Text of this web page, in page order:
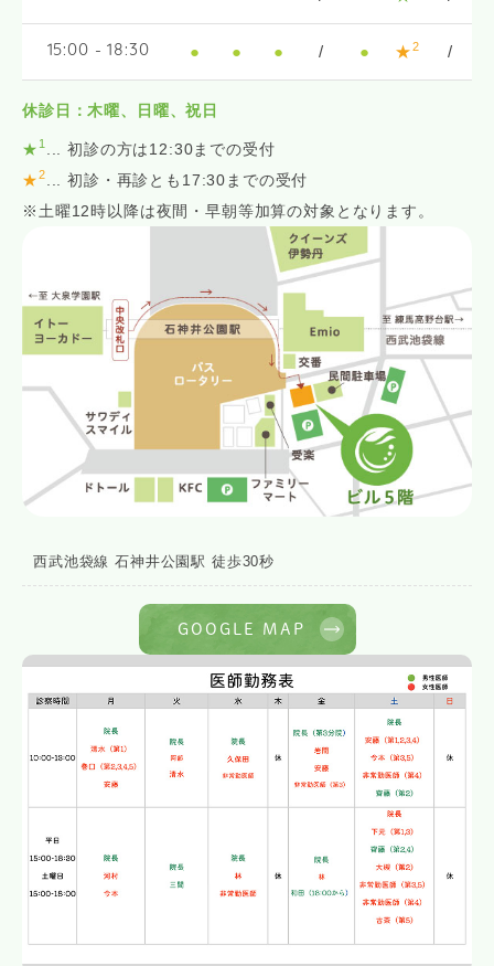
15:00 - 18:30 ● ● ● / ● ★2 /
休診日：木曜、日曜、祝日
★ 1
... 初診の方は12:30までの受付
★2
... 初診・再診とも17:30までの受付
※土曜12時以降は夜間・早朝等加算の対象となります。
西武池袋線 石神井公園駅 徒歩30秒
GOOGLE MAP